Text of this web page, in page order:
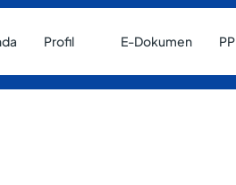
Profil E-Dokumen PP